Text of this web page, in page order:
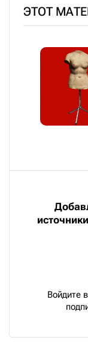
ЭТОТ
Войдите